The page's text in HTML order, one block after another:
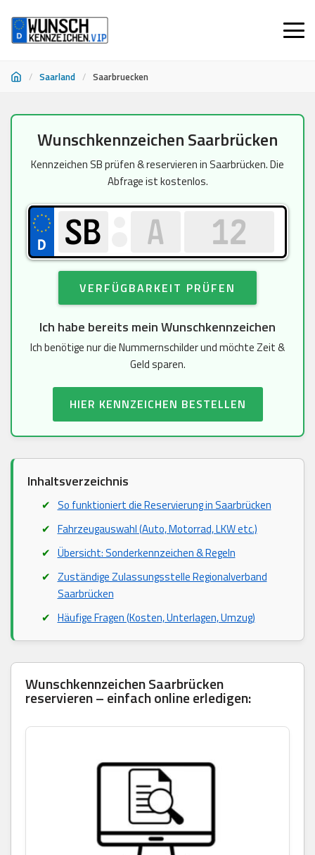
/ Saarland / Saarbruecken
springen
Wunschkennzeichen Saarbrücken
Kennzeichen SB prüfen & reservieren in Saarbrücken. Die
Abfrage ist kostenlos.
VERFÜGBARKEIT PRÜFEN
Ich habe bereits mein Wunschkennzeichen
Ich benötige nur die Nummernschilder und möchte Zeit &
Geld sparen.
HIER KENNZEICHEN BESTELLEN
Inhaltsverzeichnis
So funktioniert die Reservierung in Saarbrücken
Fahrzeugauswahl (Auto, Motorrad, LKW etc.)
Übersicht: Sonderkennzeichen & Regeln
Zuständige Zulassungsstelle Regionalverband
Saarbrücken
Häufige Fragen (Kosten, Unterlagen, Umzug)
Wunschkennzeichen Saarbrücken
reservieren – einfach online erledigen: